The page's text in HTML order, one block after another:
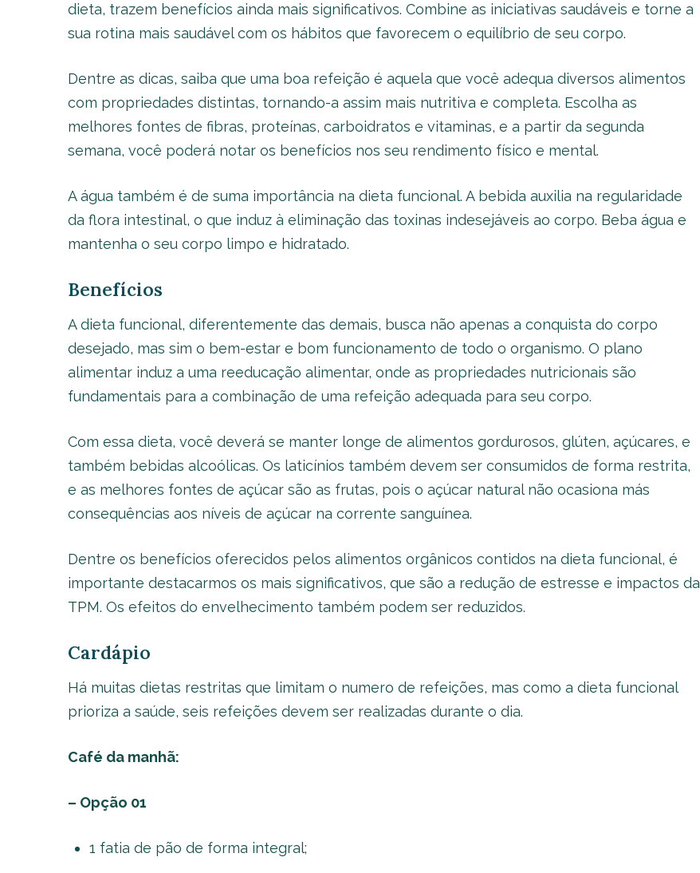
dieta, trazem benefícios ainda mais significativos. Combine as iniciativas saudáveis e torne a
sua rotina mais saudável com os hábitos que favorecem o equilíbrio de seu corpo.
Dentre as dicas, saiba que uma boa refeição é aquela que você adequa diversos alimentos
com propriedades distintas, tornando-a assim mais nutritiva e completa. Escolha as
melhores fontes de fibras, proteínas, carboidratos e vitaminas, e a partir da segunda
semana, você poderá notar os benefícios nos seu rendimento físico e mental.
A água também é de suma importância na dieta funcional. A bebida auxilia na regularidade
da flora intestinal, o que induz à eliminação das toxinas indesejáveis ao corpo. Beba água e
mantenha o seu corpo limpo e hidratado.
Benefícios
A dieta funcional, diferentemente das demais, busca não apenas a conquista do corpo
desejado, mas sim o bem-estar e bom funcionamento de todo o organismo. O plano
alimentar induz a uma reeducação alimentar, onde as propriedades nutricionais são
fundamentais para a combinação de uma refeição adequada para seu corpo.
Com essa dieta, você deverá se manter longe de alimentos gordurosos, glúten, açúcares, e
também bebidas alcoólicas. Os laticínios também devem ser consumidos de forma restrita,
e as melhores fontes de açúcar são as frutas, pois o açúcar natural não ocasiona más
consequências aos níveis de açúcar na corrente sanguínea.
Dentre os benefícios oferecidos pelos alimentos orgânicos contidos na dieta funcional, é
importante destacarmos os mais significativos, que são a redução de estresse e impactos da
TPM. Os efeitos do envelhecimento também podem ser reduzidos.
Cardápio
Há muitas dietas restritas que limitam o numero de refeições, mas como a dieta funcional
prioriza a saúde, seis refeições devem ser realizadas durante o dia.
Café da manhã:
– Opção 01
1 fatia de pão de forma integral;